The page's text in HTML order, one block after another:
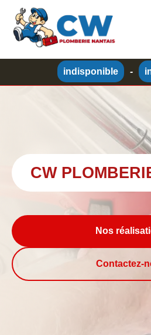
indisponible -
CW
Nos
Contactez-